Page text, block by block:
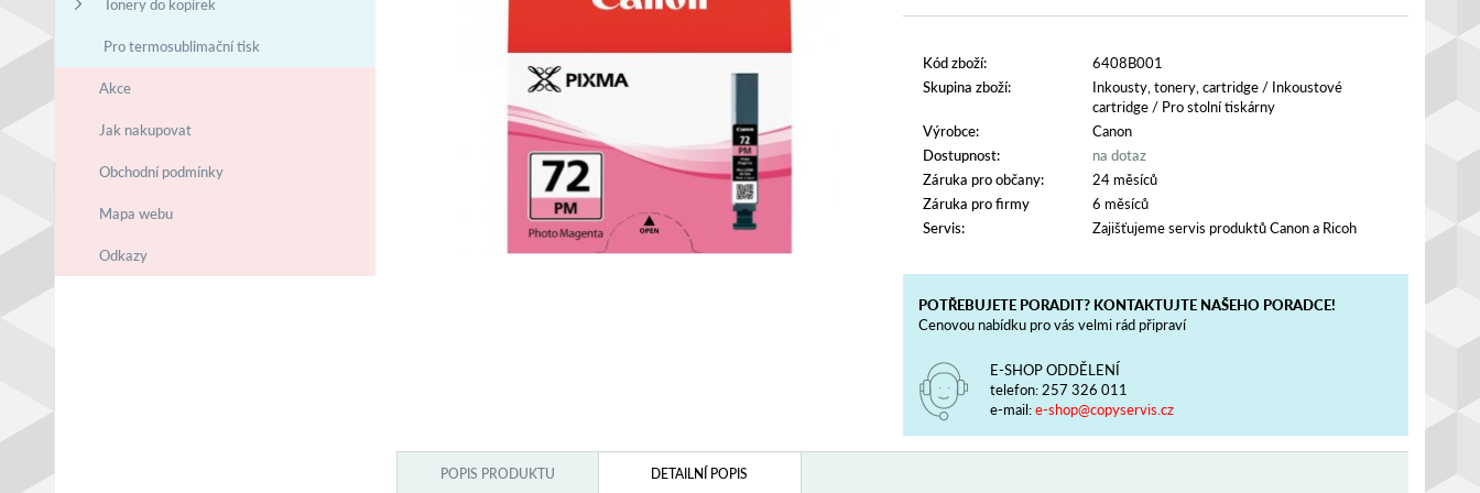
Tonery do kopírek
Pro termosublimační tisk
Akce
Jak nakupovat
Obchodní podmínky
Mapa webu
Odkazy
Kód zboží:
6408B001
Skupina zboží:
Inkousty, tonery, cartridge/ Inkoustové
cartridge/ Pro stolní tiskárny
Výrobce:
Canon
Dostupnost:
na dotaz
Záruka pro občany:
24 měsíců
Záruka pro firmy
6 měsíců
Servis:
Zajišťujeme servis produktů Canon a Ricoh
POTŘEBUJETE PORADIT? KONTAKTUJTE NAŠEHO PORADCE!
Cenovou nabídku pro vás velmi rád připraví
E-SHOP ODDĚLENÍ
telefon: 257 326 011
e-mail:e-shop@copyservis.cz
POPIS PRODUKTU DETAILNÍ POPIS